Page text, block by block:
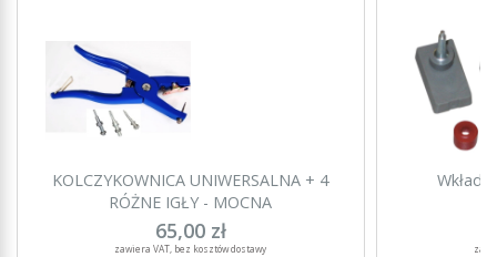
KOLCZYKOWNICA UNIWERSALNA + 4
RÓŻNE IGŁY - MOCNA
65,00 zł
zawiera VAT, bez kosztów dostawy